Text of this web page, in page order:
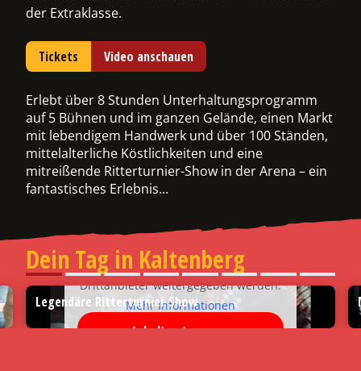
der Extraklasse.
Tickets Video anschauen
Erlebt über 8 Stunden Unterhaltungsprogramm
auf 5 Bühnen und im ganzen Gelände, einen Markt
mit lebendigem Handwerk und über 100 Ständen,
mittelalterliche Köstlichkeiten und eine
mitreißende Ritterturnier-Show in der Arena – ein
fantastisches Erlebnis…
Dein Tag in Kaltenberg
auf den eigentlichen Inhalt
Schaltfläche unten. Bitte beachten
Sie, dass dabei Daten an
Drittanbieter weitergegeben werden.
Mehr Informationen
Inhalt entsperren
Legendäre Ritterturnier Show